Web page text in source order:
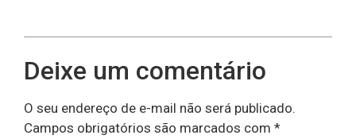
Deixe um comentário
O seu endereço de e-mail não será publicado.
Campos obrigatórios são marcados com *